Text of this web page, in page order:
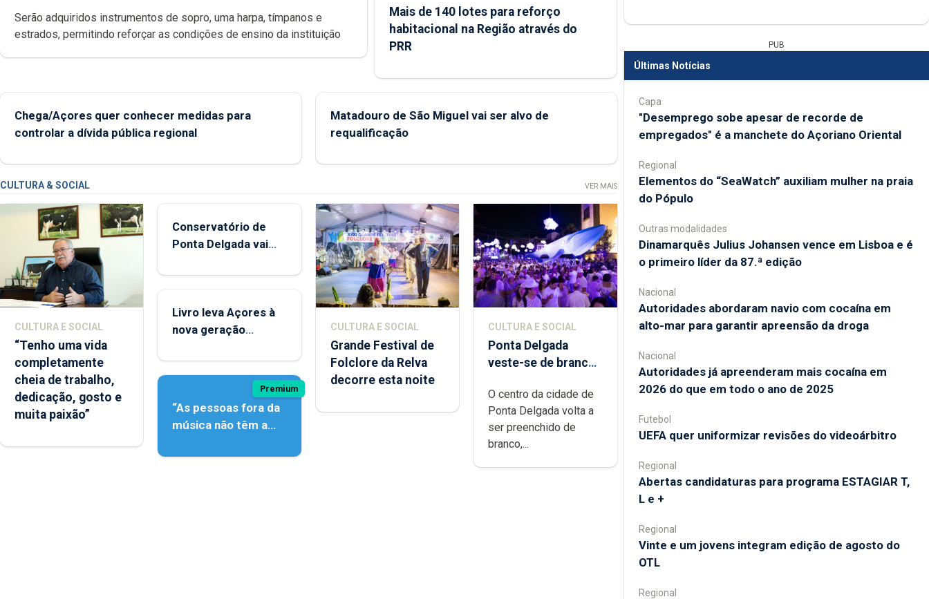
Serão adquiridos instrumentos de sopro, uma harpa, tímpanos e
estrados, permitindo reforçar as condições de ensino da instituição
Mais de 140 lotes para reforço
habitacional na Região através do
PRR
Chega/Açores quer conhecer medidas para
controlar a dívida pública regional
Matadouro de São Miguel vai ser alvo de
requalificação
CULTURA & SOCIAL VER MAIS
CULTURA E SOCIAL
“Tenho uma vida
completamente
cheia de trabalho,
dedicação, gosto e
muita paixão”
Conservatório de
Ponta Delgada vai
instrumentos
Livro leva Açores à
nova geração
Premium
“As pessoas fora da
música não têm a
é produzir uma
CULTURA E SOCIAL
Grande Festival de
Folclore da Relva
decorre esta noite
CULTURA E SOCIAL
Ponta Delgada
veste-se de branco
O centro da cidade de
Ponta Delgada volta a
ser preenchido de
branco,...
PUB
Últimas Notícias
Capa
"Desemprego sobe apesar de recorde de
empregados" é a manchete do Açoriano Oriental
Regional
​Elementos do “SeaWatch” auxiliam mulher na praia
do Pópulo
Outras modalidades
Dinamarquês Julius Johansen vence em Lisboa e é
o primeiro líder da 87.ª edição
Nacional
Autoridades abordaram navio com cocaína em
alto-mar para garantir apreensão da droga
Nacional
Autoridades já apreenderam mais cocaína em
2026 do que em todo o ano de 2025
Futebol
UEFA quer uniformizar revisões do videoárbitro
Regional
Abertas candidaturas para programa ESTAGIAR T,
L e +
Regional
Vinte e um jovens integram edição de agosto do
OTL
Regional